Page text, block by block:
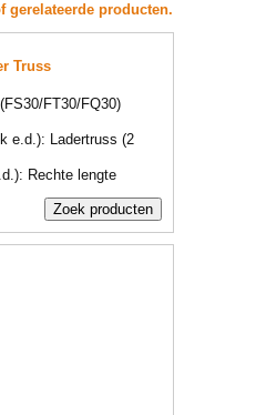
gerelateerde producten.
Truss
FT30/FQ30)
e.d.): Ladertruss (2
Rechte lengte